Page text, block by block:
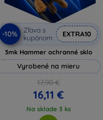
-10%
Zľava s
kupónom
EXTRA10
3mk Hammer ochranné sklo
Vyrobené na mieru
17,90 €
16,11 €
Na sklade 3 ks